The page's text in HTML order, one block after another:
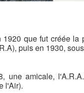
1920 que fut créée la
puis en 1930,
une amicale,
l'Air).